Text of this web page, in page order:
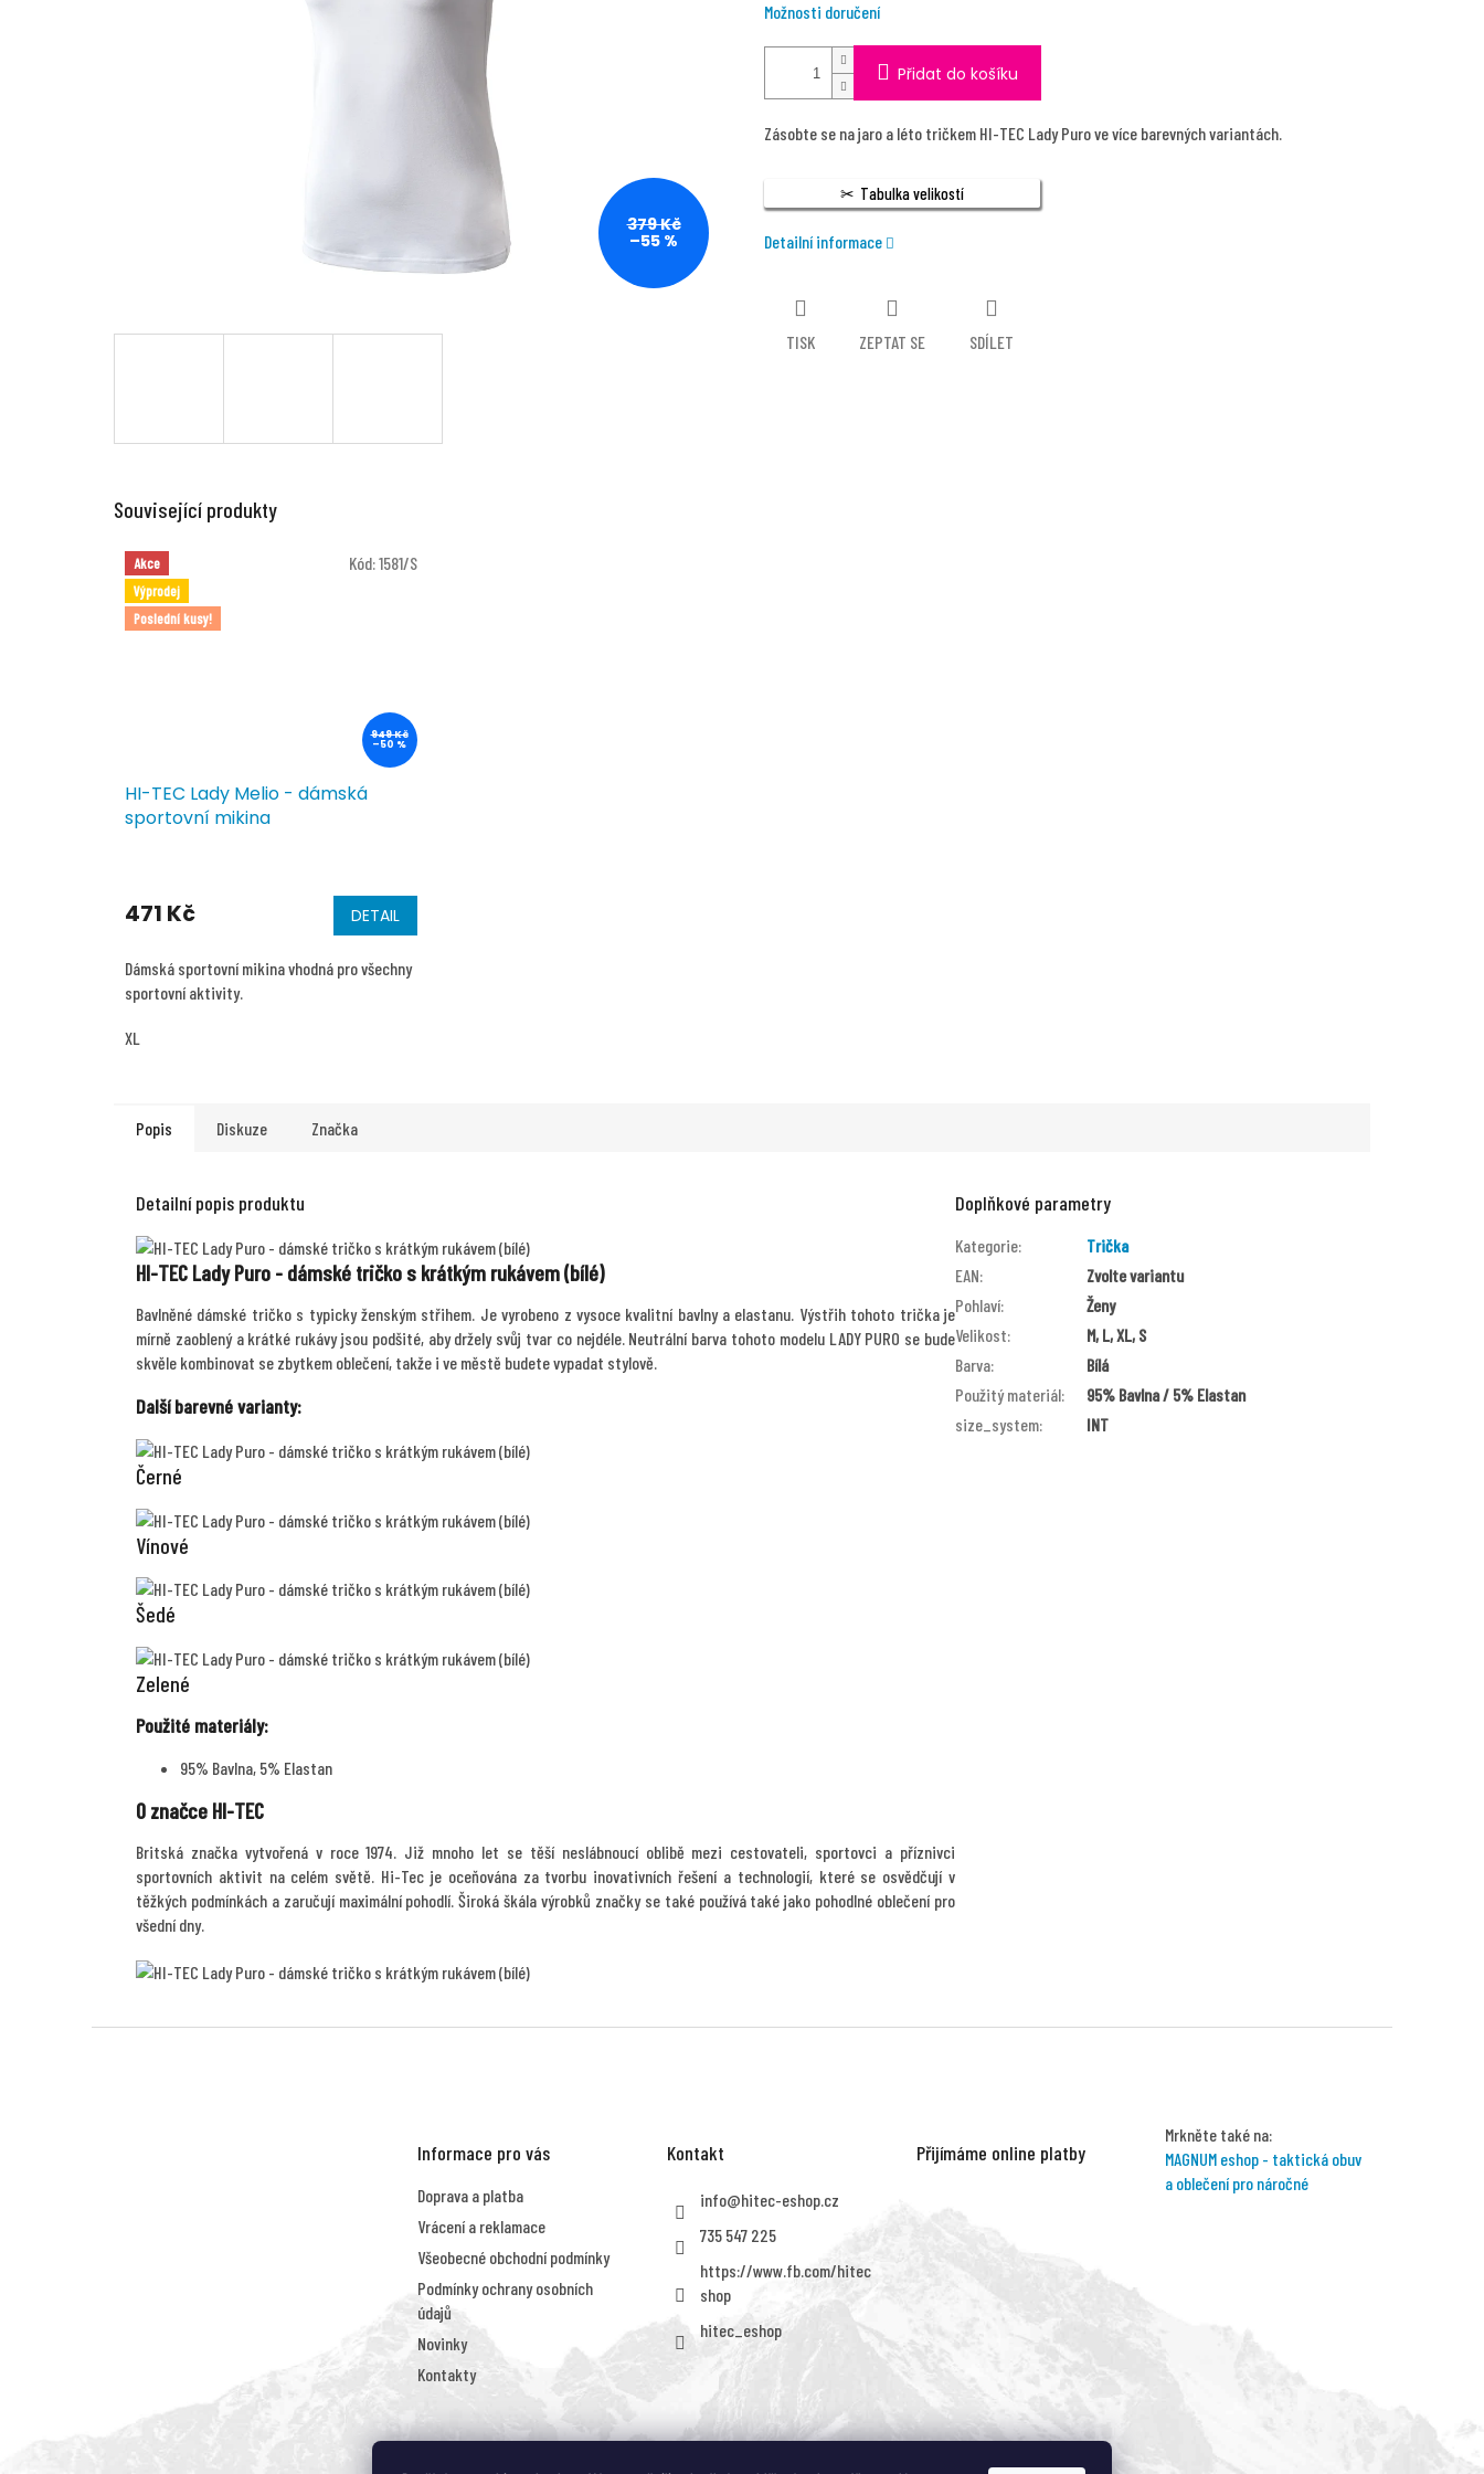
379 Kč
–55 %
Možnosti doručení
Přidat do košíku
Zásobte se na jaro a léto tričkem HI-TEC Lady Puro ve více barevných variantách.
Tabulka velikostí
Detailní informace
TISK ZEPTAT SE SDÍLET
Související produkty
Akce
Výprodej
Poslední kusy!
949 Kč
–50 %
HI-TEC Lady Melio - dámská
sportovní mikina
471 Kč DETAIL
Dámská sportovní mikina vhodná pro všechny
sportovní aktivity.
XL
Kód:1581/S
Popis Diskuze Značka
Detailní popis produktu
HI-TEC Lady Puro - dámské tričko s krátkým rukávem (bílé)
Bavlněné dámské tričko s typicky ženským střihem. Je vyrobeno z vysoce kvalitní bavlny a elastanu. Výstřih tohoto trička je
mírně zaoblený a krátké rukávy jsou podšité, aby držely svůj tvar co nejdéle. Neutrální barva tohoto modelu LADY PURO se bude
skvěle kombinovat se zbytkem oblečení, takže i ve městě budete vypadat stylově.
Další barevné varianty:
Černé
Vínové
Šedé
Zelené
Použité materiály:
95% Bavlna, 5% Elastan
O značce HI-TEC
Britská značka vytvořená v roce 1974. Již mnoho let se těší neslábnoucí oblibě mezi cestovateli, sportovci a příznivci
sportovních aktivit na celém světě. Hi-Tec je oceňována za tvorbu inovativních řešení a technologií, které se osvědčují v
těžkých podmínkách a zaručují maximální pohodlí. Široká škála výrobků značky se také používá také jako pohodlné oblečení pro
všední dny.
Doplňkové parametry
Kategorie:
Trička
EAN:
Zvolte variantu
Pohlaví:
Ženy
Velikost:
M, L, XL, S
Barva:
Bílá
Použitý materiál:
95% Bavlna / 5% Elastan
size_system: INT
Informace pro vás
Doprava a platba
Vrácení a reklamace
Všeobecné obchodní podmínky
Podmínky ochrany osobních
údajů
Novinky
Kontakty
Kontakt
info@hitec-eshop.cz
735 547 225
https://www.fb.com/hitec
shop
hitec_eshop
Přijímáme online platby
Mrkněte také na:
MAGNUM eshop - taktická obuv
a oblečení pro náročné